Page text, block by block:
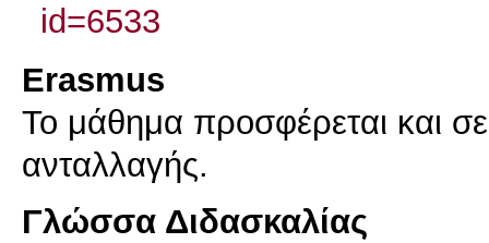
id=6533
Erasmus
Το μάθημα προσφέρεται και
ανταλλαγής.
Γλώσσα Διδασκαλίας